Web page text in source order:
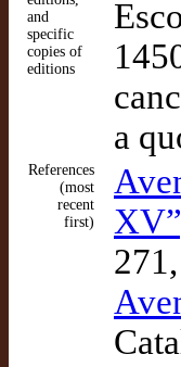
and
specific
copies of
editions
a
References
(most
recent
first)